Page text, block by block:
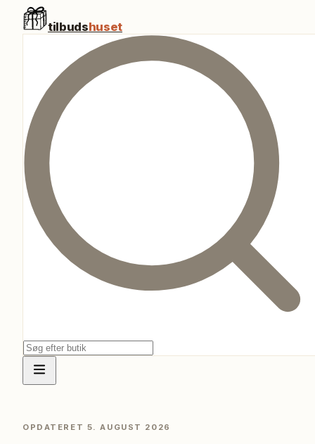
tilbudshuset
OPDATERET 5. AUGUST 2026